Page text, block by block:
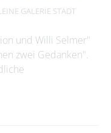
GALERIE STADT
und Willi Selmer"
zwei Gedanken".